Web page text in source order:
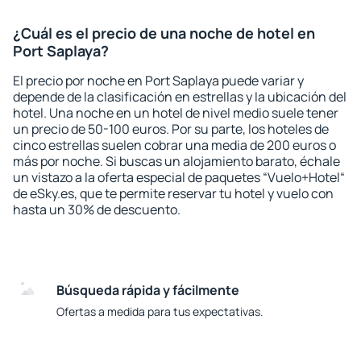
¿Cuál es el precio de una noche de hotel en
Port Saplaya?
El precio por noche en Port Saplaya puede variar y
depende de la clasificación en estrellas y la ubicación del
hotel. Una noche en un hotel de nivel medio suele tener
un precio de 50-100 euros. Por su parte, los hoteles de
cinco estrellas suelen cobrar una media de 200 euros o
más por noche. Si buscas un alojamiento barato, échale
un vistazo a la oferta especial de paquetes “Vuelo+Hotel“
de eSky.es, que te permite reservar tu hotel y vuelo con
hasta un 30% de descuento.
Búsqueda rápida y fácilmente
Ofertas a medida para tus expectativas.